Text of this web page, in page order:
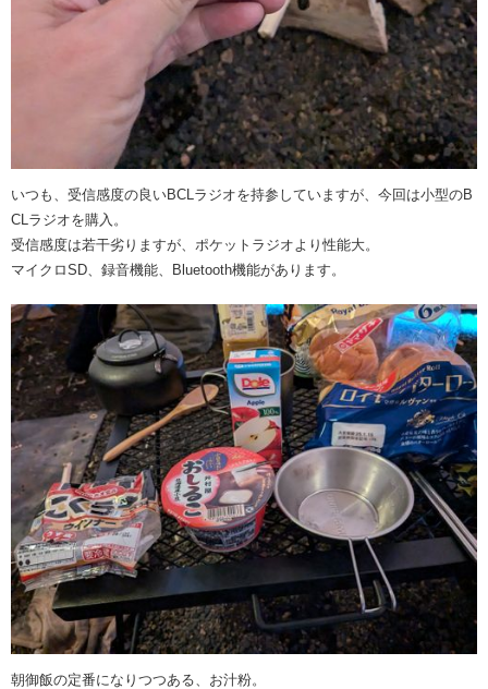
いつも、受信感度の良いBCLラジオを持参していますが、今回は小型のB
CLラジオを購入。
受信感度は若干劣りますが、ポケットラジオより性能大。
マイクロSD、録音機能、Bluetooth機能があります。
朝御飯の定番になりつつある、お汁粉。